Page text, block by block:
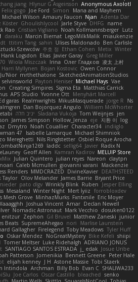
jiang Hlynur G Asgeirsson Anonymous Axolotl
Felix gogo Joe Ford Simon
Mana and Mayhem
Michael Wilson Amaury Faucon Njan Adenta Dar
Köster Ghoulishlycool Jarle Styve DHFG
name
Rao Cristian Vigliano Noah Kollmannsberger Lutz
daraku Marcin Biernat LegoMilkMalik miaukenzie
ttitim Tang sahin Ulises Maldonado Ben Carlisle
Szewców 주호 정 Ethan Cohen Metix Winter
Hank Logsdon Elias Javier Garay Greg Miller
Wiola Miszczak Irina Олег Гладков 凌太 上村
Harri Myllynen Bojan Kostovic Owen Connor
mrthethatone SketchedAnimationStudios
selvinsworld Payton Heniser Michael Hays Vae
Creating Simpires Sigma Eta Matthias Carrick
APS Studio Yvonne Ott Menyhárt Marcell
garas Realmwrights MikusMasquerade jorge R
Ns
Dan Bojorquez Angulo Williem McWhorter
יניב חלה Sladana Vukoja Tom Weijnjes jen
James Simpson Hollow_Jenza eje 지환 이 log
Dmytro Noah Couallier Character34 indiiglo
47 Isabelle Lamarque Michael Shimniok
Mereghetti Nils Ringlstetter Osbiel Roque Arocha
laddc sellig64 Javier Radix N
Geoff Allen Kamran Kadirov MELUIP Store
Julian Quintero julian reyes Nareon claytpn
Caleb Mcmullen giovanni varani
Mackenzie
Renders MMDCRAZED DivineXavier DEATHSTEED
Taylor Olov Melander James Barrie Bryant Price
pato dlgv Wrinkly Blink Ruben
Jesper Elling
Mesaland Winter Night Mert İyiiz forrobloxdev
Mesh Grove MinhazMurks Fxntxnile Eric Moyer
Joshua Vincent Amar Declan Newell
Nomadic Astronaut Mark Vecchio dosuken0122
enitzur Zephon Gil Bruvel Matthew Zaneski junior
Beats SupremeAhegao nori
Marlise Launstein
Gallagher Firelegend Toby Meadows Tyler Huff
Oskar Mendez NoGreatMystery Bike Kefeli shiipi
Tomer Meltser Luke Ridehalgh ADRIANO JONUS
SANTIAGO SANTOS ESTRADA j_ edak Josue Uribe
Patterson Jomenikia Bennett Greene Peter Hale
elijah kenney J H Astone Massie Tobi Staerk
Intindola Archman Billy Bob Evan C SHALIWA233
Joe Carlos Oscar Castillo bleached senko